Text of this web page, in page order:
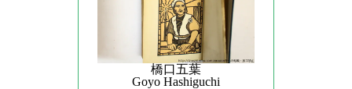
橋口五葉
Goyo Hashiguchi